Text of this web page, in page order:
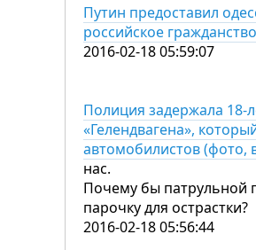
Путин предоставил
российское гражданство
2016-02-18 05:59:07
Полиция задержала 18-
«Гелендвагена»,
автомобилистов (фото,
нас.
Почему бы патрульной
парочку для острастки?
2016-02-18 05:56:44